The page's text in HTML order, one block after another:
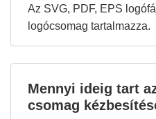
Az SVG, PDF, EPS
logócsomag tartalmazza.
Mennyi ideig tart
csomag